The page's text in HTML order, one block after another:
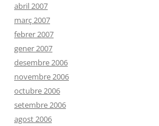
abril 2007
març 2007
febrer 2007
gener 2007
desembre 2006
novembre 2006
octubre 2006
setembre 2006
agost 2006